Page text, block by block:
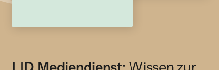
LID Mediendienst: Wissen zur